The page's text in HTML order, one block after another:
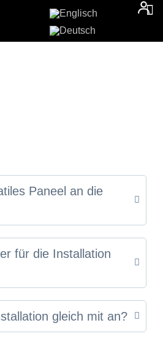
Paneel an die
für die Installation
gleich mit an?